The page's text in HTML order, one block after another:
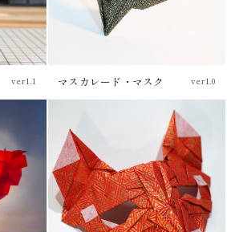
ver1.1 マスカレード・マスク ver1.0